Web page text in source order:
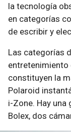
la tecnología
en categorías
de escribir y
Las categorías
constituyen la
Polaroid
i-Zone. Hay una
Bolex, dos